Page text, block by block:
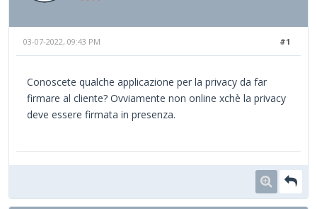
#1
03-07-2022, 09:43 PM
Conoscete qualche applicazione per la privacy da far
firmare al cliente? Ovviamente non online xchè la privacy
deve essere firmata in presenza.